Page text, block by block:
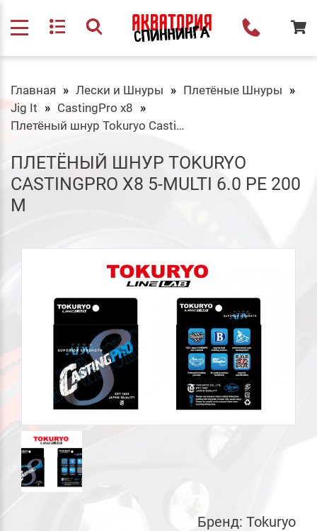
Главная Лески и Шнуры
Плетёные Шнуры
Jig It
CastingPro x8
Плетёный шнур Tokuryo CastingPro X8 5-multi 6.0 PE 200 m
ПЛЕТЁНЫЙ ШНУР TOKURYO
CASTINGPRO X8 5-MULTI 6.0 PE 200
M
Бренд: Tokuryo